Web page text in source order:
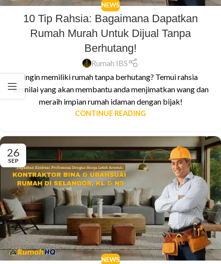
NEWS
10 Tip Rahsia: Bagaimana Dapatkan
Rumah Murah Untuk Dijual Tanpa
Berhutang!
Rumah IBS
Ingin memiliki rumah tanpa berhutang? Temui rahsia
bernilai yang akan membantu anda menjimatkan wang dan
meraih impian rumah idaman dengan bijak!
CONTINUE READING
26
SEP
NEWS